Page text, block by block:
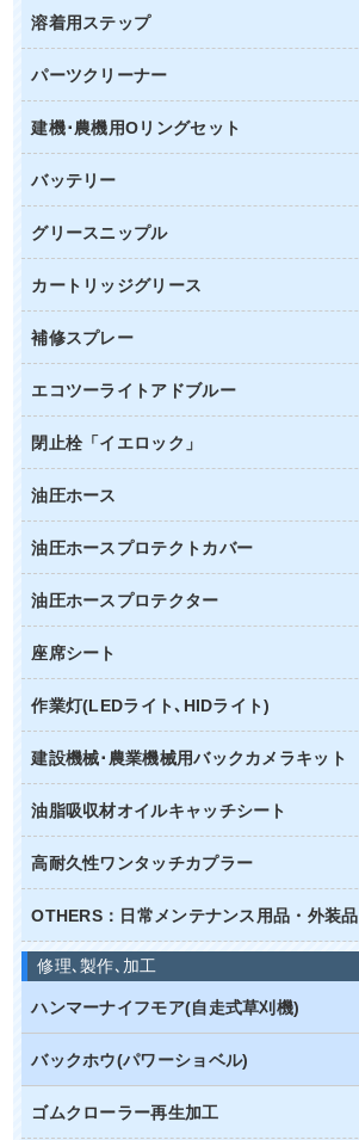
溶着用ステップ
パーツクリーナー
建機･農機用Oリングセット
バッテリー
グリースニップル
カートリッジグリース
補修スプレー
エコツーライトアドブルー
閉止栓「イエロック」
油圧ホース
油圧ホースプロテクトカバー
油圧ホースプロテクター
座席シート
作業灯(LEDライト､HIDライト)
建設機械･農業機械用バックカメラキット
油脂吸収材オイルキャッチシート
高耐久性ワンタッチカプラー
OTHERS：日常メンテナンス用品・外装品
修理､製作､加工
ハンマーナイフモア(自走式草刈機)
バックホウ(パワーショベル)
ゴムクローラー再生加工